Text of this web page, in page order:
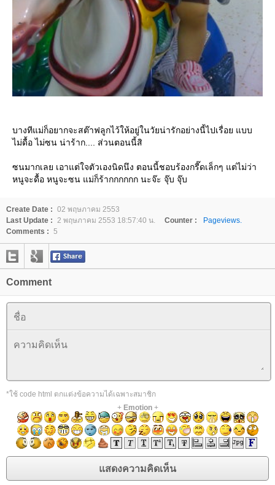
บางทีแม่ก็อยากจะสต๊าฟลูกไว้ให้อยู่ในวัยน่ารักอย่างนี้ไปเรื่อย แบบ
ไม่ดื้อ ไม่ซน น่าร้าก.... ส่วนตอนนี้สิ
ซนมากเลย เอาแต่ใจตัวเองนิดนึง ตอนนี้ชอบร้องกรี๊ดเล็กๆ แต่ไม่ว่า
หนูจะดื้อ หนูจะซน แม่ก็ร้ากกกกกก นะจ๊ะ จุ๊บ จุ๊บ
Create Date : 02 พฤษภาคม 2553
Last Update : 2 พฤษภาคม 2553 18:57:40 น. Counter :
Pageviews.
Comments : 5
Comment
*ใช้ code html ตกแต่งข้อความได้เฉพาะสมาชิก
+ Emotion+